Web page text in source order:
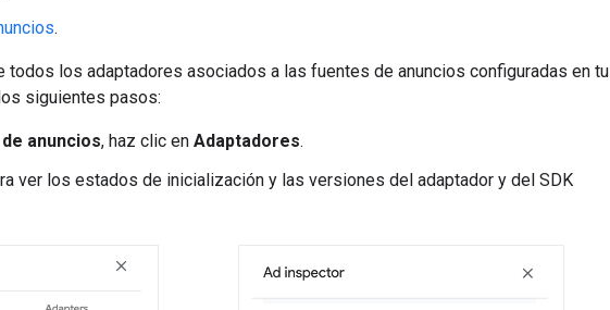
.
todos los adaptadores asociados a las fuentes de anuncios configuradas en tu
siguientes pasos:
anuncios, haz clic en Adaptadores.
ver los estados de inicialización y las versiones del adaptador y del SDK